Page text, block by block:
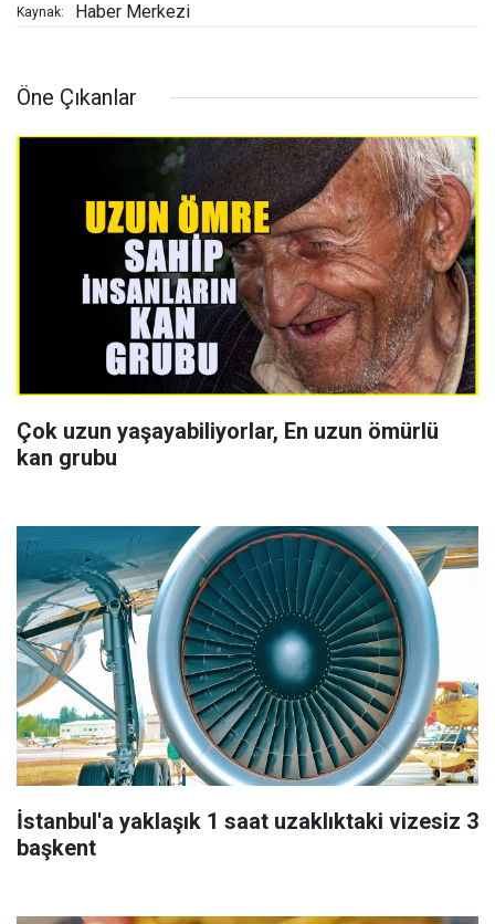
Kaynak: Haber Merkezi
Öne Çıkanlar
Çok uzun yaşayabiliyorlar, En uzun ömürlü
kan grubu
İstanbul'a yaklaşık 1 saat uzaklıktaki vizesiz 3
başkent